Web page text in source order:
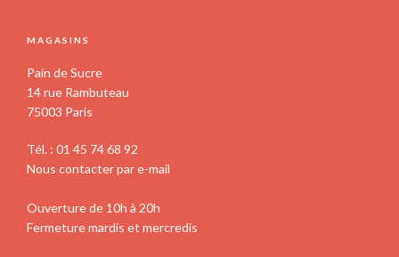
MAGASINS
Pain de Sucre
14 rue Rambuteau
75003 Paris
Tél. : 01 45 74 68 92
Nous contacter par e-mail
Ouverture de 10h à 20h
Fermeture mardis et mercredis